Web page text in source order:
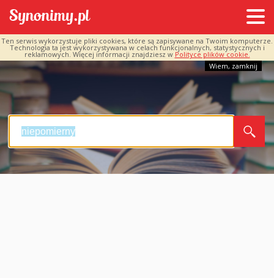
Ten serwis wykorzystuje pliki cookies, które są zapisywane na Twoim komputerze.
Technologia ta jest wykorzystywana w celach funkcjonalnych, statystycznych i
reklamowych. Więcej informacji znajdziesz w Polityce plików cookie.
Wiem, zamknij